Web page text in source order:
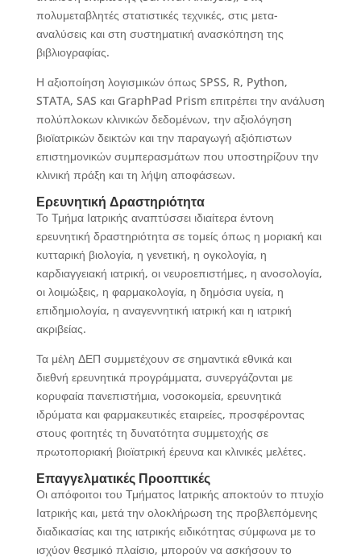
πολυμεταβλητές στατιστικές τεχνικές, στις μετα-
αναλύσεις και στη συστηματική ανασκόπηση της
βιβλιογραφίας.
Η αξιοποίηση λογισμικών όπως SPSS, R, Python,
STATA, SAS και GraphPad Prism επιτρέπει την ανάλυση
πολύπλοκων κλινικών δεδομένων, την αξιολόγηση
βιοϊατρικών δεικτών και την παραγωγή αξιόπιστων
επιστημονικών συμπερασμάτων που υποστηρίζουν την
κλινική πράξη και τη λήψη αποφάσεων.
Ερευνητική Δραστηριότητα
Το Τμήμα Ιατρικής αναπτύσσει ιδιαίτερα έντονη
ερευνητική δραστηριότητα σε τομείς όπως η μοριακή και
κυτταρική βιολογία, η γενετική, η ογκολογία, η
καρδιαγγειακή ιατρική, οι νευροεπιστήμες, η ανοσολογία,
οι λοιμώξεις, η φαρμακολογία, η δημόσια υγεία, η
επιδημιολογία, η αναγεννητική ιατρική και η ιατρική
ακριβείας.
Τα μέλη ΔΕΠ συμμετέχουν σε σημαντικά εθνικά και
διεθνή ερευνητικά προγράμματα, συνεργάζονται με
κορυφαία πανεπιστήμια, νοσοκομεία, ερευνητικά
ιδρύματα και φαρμακευτικές εταιρείες, προσφέροντας
στους φοιτητές τη δυνατότητα συμμετοχής σε
πρωτοποριακή βιοϊατρική έρευνα και κλινικές μελέτες.
Επαγγελματικές Προοπτικές
Οι απόφοιτοι του Τμήματος Ιατρικής αποκτούν το πτυχίο
Ιατρικής και, μετά την ολοκλήρωση της προβλεπόμενης
διαδικασίας και της ιατρικής ειδικότητας σύμφωνα με το
ισχύον θεσμικό πλαίσιο, μπορούν να ασκήσουν το